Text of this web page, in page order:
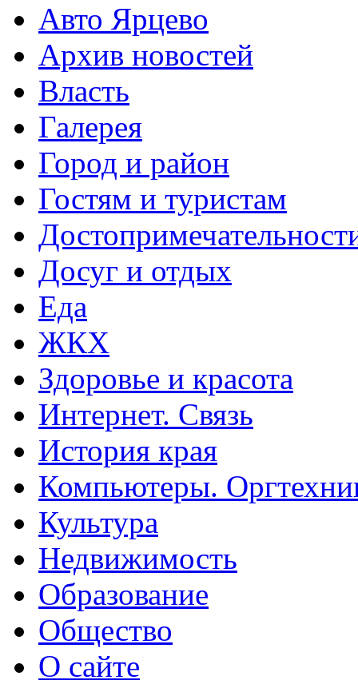
Авто Ярцево
Архив новостей
Власть
Галерея
Город и район
Гостям и туристам
Досуг и отдых
Еда
ЖКХ
Здоровье и красота
Интернет. Связь
История края
Компьютеры.
Культура
Недвижимость
Образование
Общество
О сайте